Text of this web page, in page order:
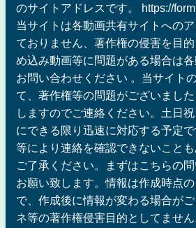
のサイトアドレスです。 https://
当サイトは各動画共有サイトへの
ておりません、著作権の侵害を目
め込み動画等に問題がある場合は
お問い合わせください 。当サイト
て、著作権等の問題がございまし
しますのでご連絡ください。土日
にできる限り迅速に対応する予定
等により連絡を確認できないことも
ご了承ください。まずはこちらの
お願い致します。情報は作成時点
で、作成後に情報が変わる場合が
ネ等の著作権侵害目的としてませ